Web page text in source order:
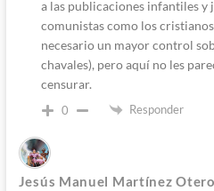
a las publicaciones infantiles y
comunistas como los
necesario un mayor control
chavales), pero aquí no les
censurar.
0 Responder
Jesús Manuel Martínez Otero